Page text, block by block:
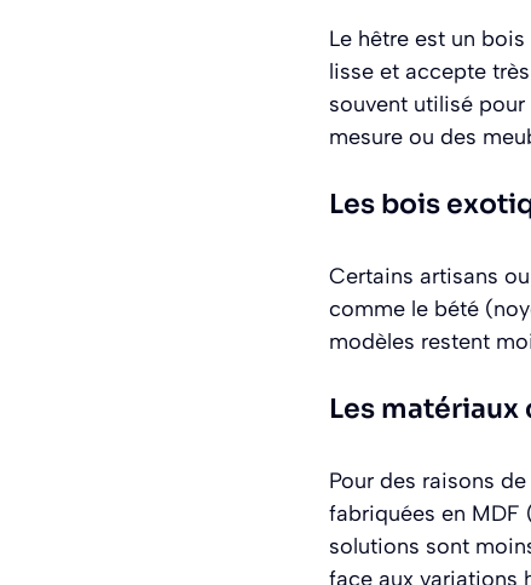
Le hêtre est un
lisse et accepte
souvent utilisé
mesure ou des
Les bois
Certains artisans
comme le bété
modèles restent
Les matériaux
Pour des raisons
fabriquées en MDF
solutions sont
face aux variations